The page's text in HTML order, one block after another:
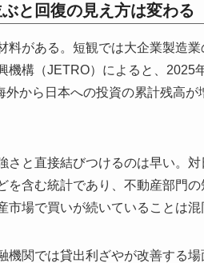
と回復の見え方は変わる
料がある。短観では大企業製造
機構（JETRO）によると、2025
外から日本への投資の累計残高
さと直接結びつけるのは早い。
を含む統計であり、不動産部門
場で買いが続いていることは混
機関では貸出利ざやが改善する